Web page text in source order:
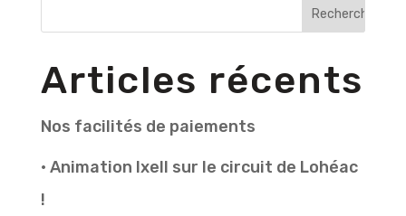
Articles récents
Nos facilités de paiements
• Animation Ixell sur le circuit de Lohéac
!